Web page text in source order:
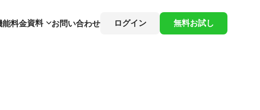
能料金資料 お問い合わせ ログイン 無料お試し